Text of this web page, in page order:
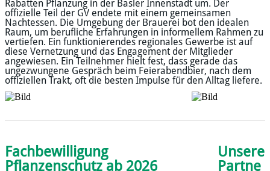
Rabatten Pflanzung in der Basler Innenstadt um. Der
offizielle Teil der GV endete mit einem gemeinsamen
Nachtessen. Die Umgebung der Brauerei bot den idealen
Raum, um berufliche Erfahrungen in informellem Rahmen zu
vertiefen. Ein funktionierendes regionales Gewerbe ist auf
diese Vernetzung und das Engagement der Mitglieder
angewiesen. Ein Teilnehmer hielt fest, dass gerade das
ungezwungene Gespräch beim Feierabendbier, nach dem
offiziellen Trakt, oft die besten Impulse für den Alltag liefere.
​Fachbewilligung
Pflanzenschutz ab 2026
Unsere
Partne